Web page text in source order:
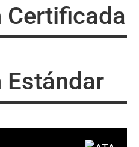
Certificada
Estándar